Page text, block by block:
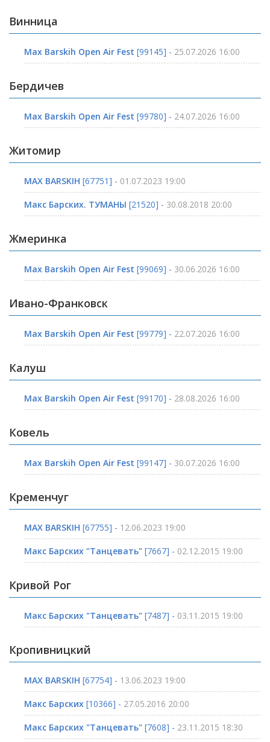
Винница
Max Barskih Open Air Fest [99145] - 25.07.2026 16:00
Бердичев
Max Barskih Open Air Fest [99780] - 24.07.2026 16:00
Житомир
MAX BARSKIH [67751] - 01.07.2023 19:00
Макс Барских. ТУМАНЫ [21520] - 30.08.2018 20:00
Жмеринка
Max Barskih Open Air Fest [99069] - 30.06.2026 16:00
Ивано-Франковск
Max Barskih Open Air Fest [99779] - 22.07.2026 16:00
Калуш
Max Barskih Open Air Fest [99170] - 28.08.2026 16:00
Ковель
Max Barskih Open Air Fest [99147] - 30.07.2026 16:00
Кременчуг
MAX BARSKIH [67755] - 12.06.2023 19:00
Макс Барских "Танцевать" [7667] - 02.12.2015 19:00
Кривой Рог
Макс Барских "Танцевать" [7487] - 03.11.2015 19:00
Кропивницкий
MAX BARSKIH [67754] - 13.06.2023 19:00
Макс Барских [10366] - 27.05.2016 20:00
Макс Барских "Танцевать" [7608] - 23.11.2015 18:30